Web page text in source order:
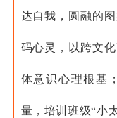
达自我，圆融的
码心灵，以跨文
体意识心理根基
量，培训班级“小